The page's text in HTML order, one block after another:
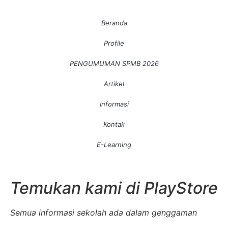
Beranda
Profile
PENGUMUMAN SPMB 2026
Artikel
Informasi
Kontak
E-Learning
Temukan kami di PlayStore
Semua informasi sekolah ada dalam genggaman